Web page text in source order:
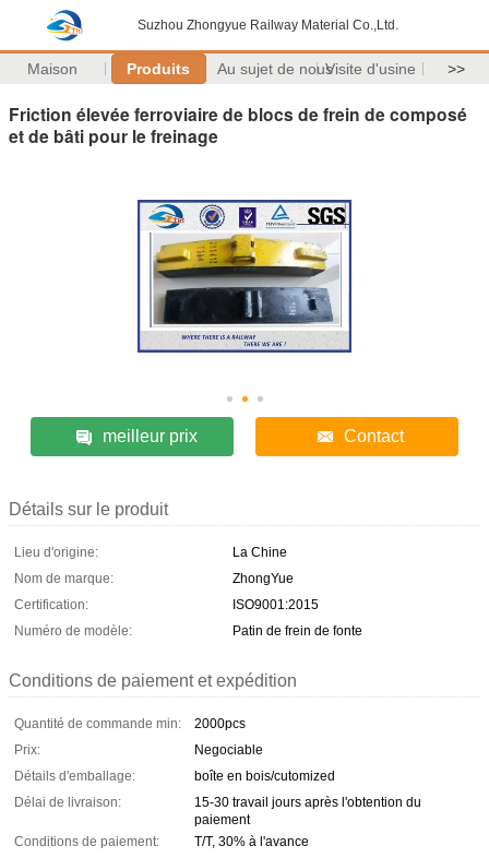
Suzhou Zhongyue Railway Material Co.,Ltd.
Maison Produits Au sujet de nousVisite d'usine >>
Friction élevée ferroviaire de blocs de frein de composé
et de bâti pour le freinage
meilleur prix Contact
Détails sur le produit
Lieu d'origine:
La Chine
Nom de marque:
ZhongYue
Certification:
ISO9001:2015
Numéro de modèle:
Patin de frein de fonte
Conditions de paiement et expédition
Quantité de commande min:
2000pcs
Prix:
Negociable
Détails d'emballage:
boîte en bois/cutomized
Délai de livraison:
15-30 travail jours après l'obtention du
paiement
Conditions de paiement:
T/T, 30% à l'avance